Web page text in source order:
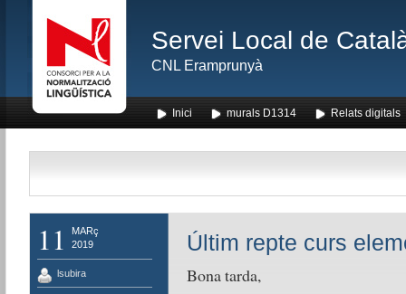
Servei Local de
CNL Eramprunyà
Inici murals D1314 Relats digitals
11
MARç
2019
lsubira
Últim repte curs
Bona tarda,